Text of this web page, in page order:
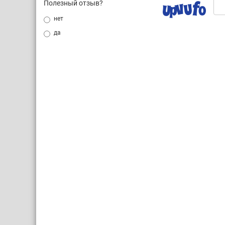
Полезный отзыв?
нет
да